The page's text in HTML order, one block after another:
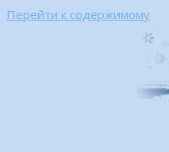
Перейти к содержимому